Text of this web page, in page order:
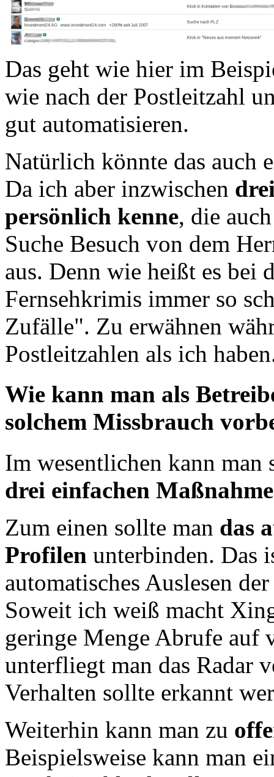
Das geht wie hier im
wie nach der Postleitzahl
gut automatisieren.
Natürlich könnte das auch
Da ich aber inzwischen
persönlich kenne, die
Suche Besuch von dem
aus. Denn wie heißt es bei
Fernsehkrimis immer so
Zufälle". Zu erwähnen
Postleitzahlen als ich
Wie kann man als
solchem Missbrauch
Im wesentlichen kann man
drei einfachen
Zum einen sollte man das
Profilen unterbinden. Das
automatisches Auslesen
Soweit ich weiß macht
geringe Menge Abrufe auf
unterfliegt man das Radar
Verhalten sollte erkannt
Weiterhin kann man zu
Beispielsweise kann man